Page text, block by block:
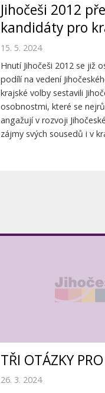
Jihočeši 2012
kandidáty pro
15. 5. 2024
Hnutí Jihočeši 2012 se již
podílí na vedení
krajské volby sestavili
osobnostmi, které se
angažují v rozvoji
zájmy svých sousedů i v
TŘI OTÁZKY
26. 3. 2024